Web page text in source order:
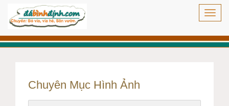
Chuyên Mục Hình Ảnh